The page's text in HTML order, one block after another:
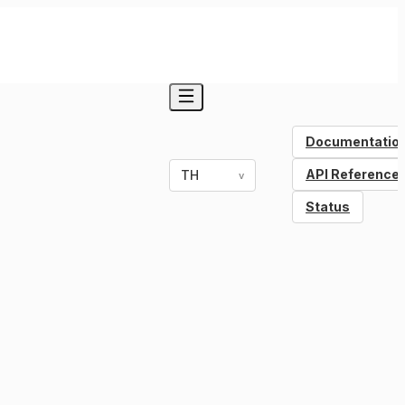
API Reference
Status
TH v